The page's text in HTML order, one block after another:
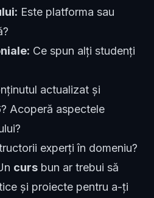
Este platforma sau
Ce spun alți studenți
actualizat și
Acoperă aspectele
experți în domeniu?
curs bun ar trebui să
și proiecte pentru a-ți